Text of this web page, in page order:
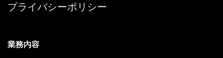
プライバシーポリシー
業務内容